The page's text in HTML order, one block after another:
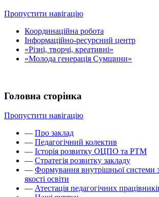
Пропустити навігацію
Координаційна робота
Інформаційно-ресурсний центр
«Різні, творчі, креативні»
«Молода генерація Сумщини»
Головна сторінка
Пропустити навігацію
— Про заклад
— Педагогічний колектив
— Історія розвитку ОЦПО та РТМ
— Стратегія розвитку закладу
— Формування внутрішньої системи
якості освіти
— Атестація педагогічних